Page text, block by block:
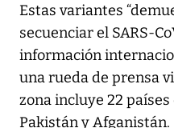
Estas variantes
secuenciar el SARS-
información
una rueda de prensa
zona incluye 22
Pakistán y Afganistán.